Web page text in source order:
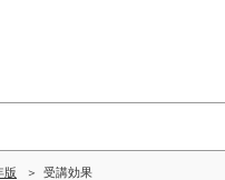
版 受講効果